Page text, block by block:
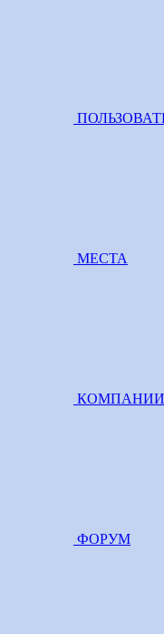
МЕСТА
КОМПАНИИ
ФОРУМ